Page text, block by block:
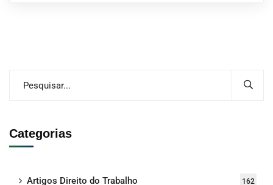
Categorias
Artigos Direito do Trabalho 162